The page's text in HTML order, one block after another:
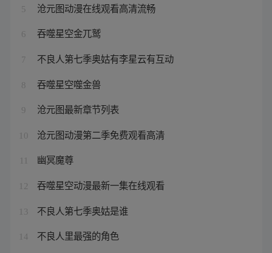
5 沧元图动漫在线观看高清流畅
6 吞噬星空金兀鹫
7 不良人第七季奥姑有李星云有互动
8 吞噬星空噬金兽
9 沧元图最新章节列表
10 沧元图动漫第二季免费观看高清
幽冥魔尊
12 吞噬星空动漫最新一集在线观看
13 不良人第七季奥姑是谁
14 不良人里最强的角色